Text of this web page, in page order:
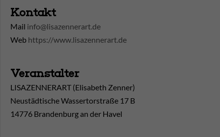
Kontakt
Mail info@lisazennerart.de
Web https://www.lisazennerart.de
Veranstalter
LISAZENNERART (Elisabeth Zenner)
Neustädtische Wassertorstraße 17 B
14776 Brandenburg an der Havel